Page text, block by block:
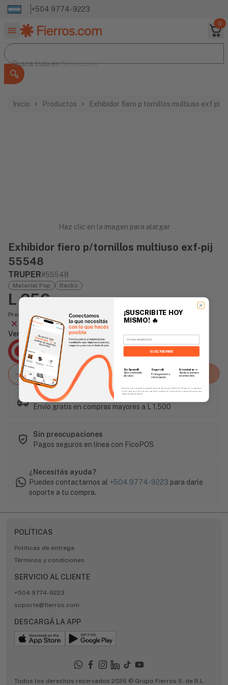
+504 9774-9223
0
Buscar productos
Busca todo en
Busca todo enfierros.com
Inicio Productos Exhibidor fiero p tornillos multiuso exf pij
Haz clic en la imagen para alargar
Exhibidor fiero p/tornillos multiuso exf-pij
55548
TRUPER#55548
Material Pop Racks
L 256
Precio incluye impuesto sobre ventas
Agotado
Vendido Por:
Agencia Global
2 días - Tiempo de Entrega Promedio
Agregar al carrito
Este artículo es popular
Envío gratis en compras mayores a L 1,500
Sin preocupaciones
Pagos seguros en línea con FicoPOS
¿Necesitás ayuda?
Puedes contactarnos al +504 9774-9223 para darle
soporte a tu compra.
POLÍTICAS
Políticas de entrega
Términos y condiciones
SERVICIO AL CLIENTE
+504 9774-9223
soporte@fierros.com
DESCARGÁ LA APP
Todos los derechos reservados 2026 © Grupo Fierros S. de R.L.
¡SUSCRIBITE HOY
MISMO! 🔥
Email
SUSCRIBIRME
Sin Spam 🚫
Solo contenido
de valor.
Seguro 🔒
Protegemos tu
información.
Novedades📣
Serás el primero
en enterarte.
Al enviar este formulario, aceptás nuestros Términos y Política de Privacidad, y consentís
recibir correos de Fierros con novedades, productos y eventos. Este consentimiento no es
obligatorio para comprar.